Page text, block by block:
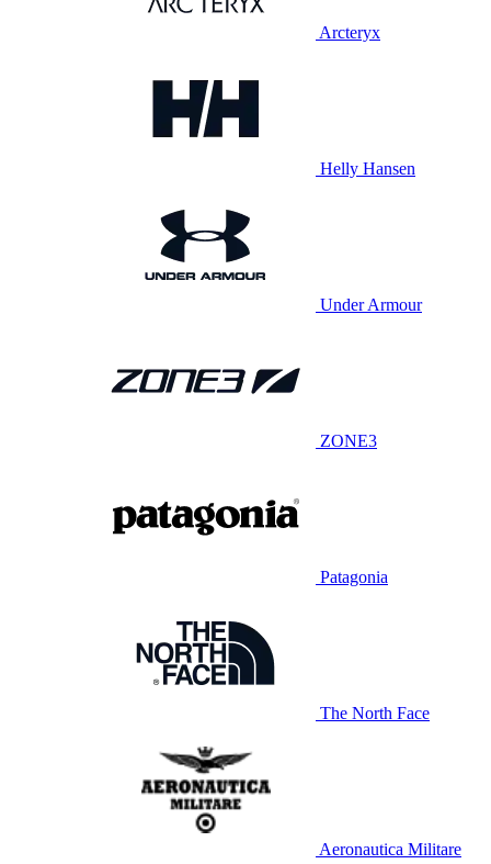
Arcteryx
Helly Hansen
Under Armour
ZONE3
Patagonia
The North Face
Aeronautica Militare